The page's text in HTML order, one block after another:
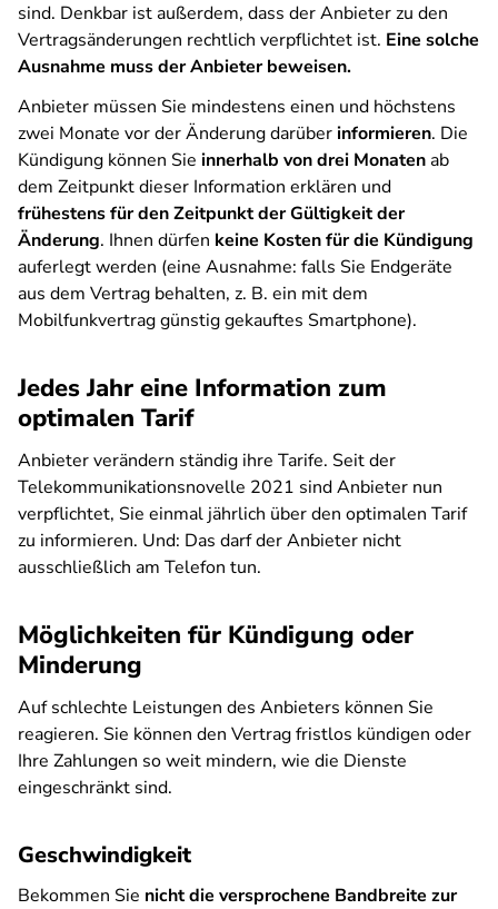
sind. Denkbar ist außerdem, dass der Anbieter zu den
Vertragsänderungen rechtlich verpflichtet ist. Eine solche
Ausnahme muss der Anbieter beweisen.
Anbieter müssen Sie mindestens einen und höchstens
zwei Monate vor der Änderung darüberinformieren. Die
Kündigung können Sie innerhalb von drei Monatenab
dem Zeitpunkt dieser Information erklären und
frühestens für den Zeitpunkt der Gültigkeit der
Änderung. Ihnen dürfen keine Kosten für die Kündigung
auferlegt werden (eine Ausnahme: falls Sie Endgeräte
aus dem Vertrag behalten, z. B. ein mit dem
Mobilfunkvertrag günstig gekauftes Smartphone).
Jedes Jahr eine Information zum
optimalen Tarif
Anbieter verändern ständig ihre Tarife. Seit der
Telekommunikationsnovelle 2021 sind Anbieter nun
verpflichtet, Sie einmal jährlich über den optimalen Tarif
zu informieren. Und: Das darf der Anbieter nicht
ausschließlich am Telefon tun.
Möglichkeiten für Kündigung oder
Minderung
Auf schlechte Leistungen des Anbieters können Sie
reagieren. Sie können den Vertrag fristlos kündigen oder
Ihre Zahlungen so weit mindern, wie die Dienste
eingeschränkt sind.
Geschwindigkeit
Bekommen Sie nicht die versprochene Bandbreite zur